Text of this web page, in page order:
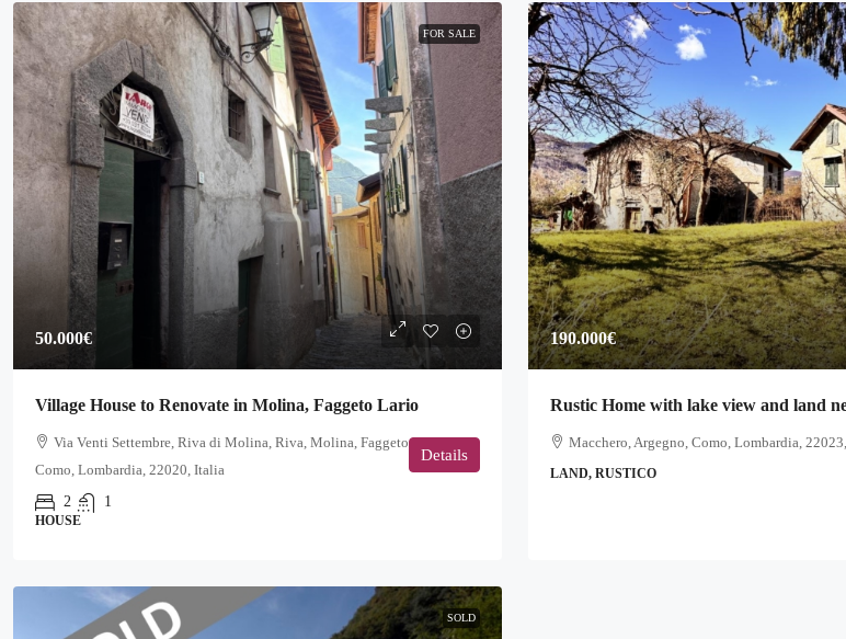
FOR SALE
50.000€
Village House to Renovate in Molina, Faggeto Lario
Via Venti Settembre, Riva di Molina, Riva, Molina, Faggeto Lario,
Como, Lombardia, 22020, Italia
2
1
HOUSE
Details
190.000€
Rustic Home with lake view and land
Macchero, Argegno, Como, Lombardia,
LAND, RUSTICO
SOLD